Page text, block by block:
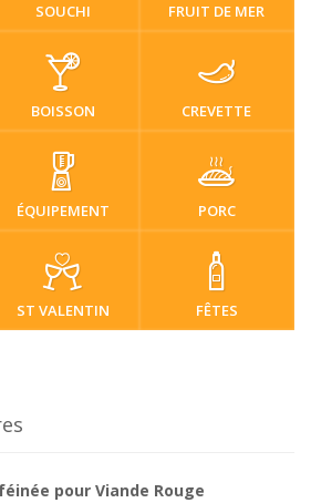
SOUCHI FRUIT DE MER
BOISSON CREVETTE
ÉQUIPEMENT PORC
ST VALENTIN FÊTES
pour Viande Rouge